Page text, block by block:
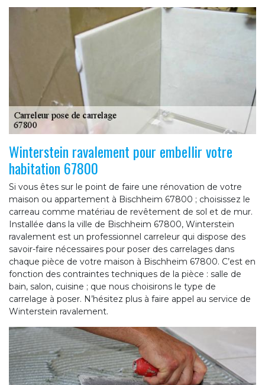
Winterstein ravalement pour embellir votre
habitation 67800
Si vous êtes sur le point de faire une rénovation de votre
maison ou appartement à Bischheim 67800 ; choisissez le
carreau comme matériau de revêtement de sol et de mur.
Installée dans la ville de Bischheim 67800, Winterstein
ravalement est un professionnel carreleur qui dispose des
savoir-faire nécessaires pour poser des carrelages dans
chaque pièce de votre maison à Bischheim 67800. C’est en
fonction des contraintes techniques de la pièce : salle de
bain, salon, cuisine ; que nous choisirons le type de
carrelage à poser. N’hésitez plus à faire appel au service de
Winterstein ravalement.